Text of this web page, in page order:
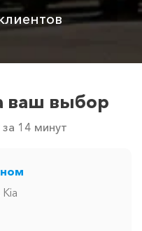
ваш выбор
14 минут